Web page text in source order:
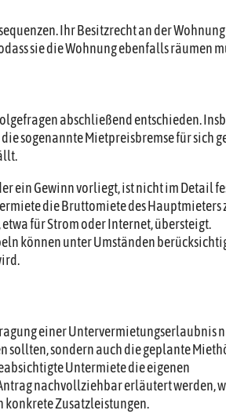
Ihr Besitzrecht an der
sie die Wohnung ebenfalls räumen
abschließend entschieden.
sogenannte Mietpreisbremse für sich
ein Gewinn vorliegt, ist nicht im Detail
die Bruttomiete des Hauptmieters
für Strom oder Internet, übersteigt.
können unter Umständen
einer Untervermietungserlaubnis
sollten, sondern auch die geplante
Untermiete die eigenen
nachvollziehbar erläutert werden,
konkrete Zusatzleistungen.